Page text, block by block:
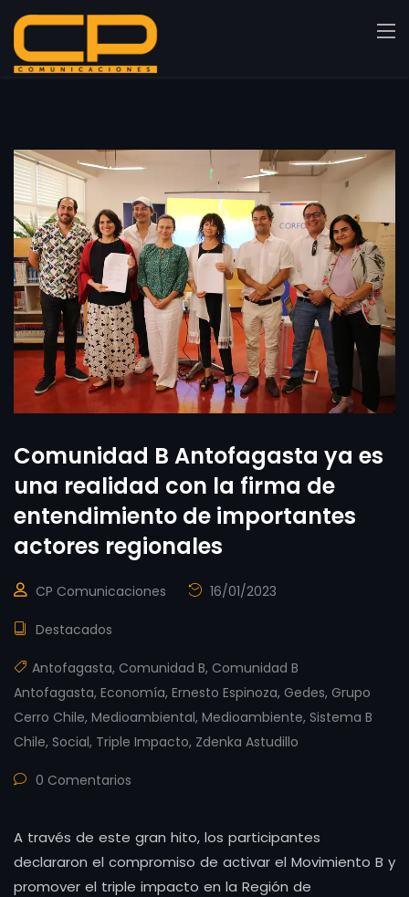
Comunidad B Antofagasta ya es
una realidad con la firma de
entendimiento de importantes
actores regionales
CP Comunicaciones 16/01/2023
Destacados
Antofagasta, Comunidad B, Comunidad B
Antofagasta, Economía, Ernesto Espinoza, Gedes, Grupo
Cerro Chile, Medioambiental, Medioambiente, Sistema B
Chile, Social, Triple Impacto, Zdenka Astudillo
0 Comentarios
A través de este gran hito, los participantes
declararon el compromiso de activar el Movimiento B y
promover el triple impacto en la Región de